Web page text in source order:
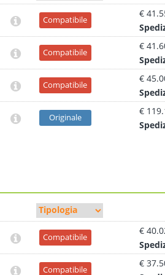
Compatibile
€
Sped
Compatibile
€
Sped
Compatibile
€
Sped
Originale
€
Sped
Compatibile
€
Sped
Compatibile
€